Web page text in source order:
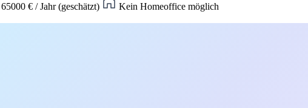
€ / Jahr (geschätzt)
Kein Homeoffice möglich